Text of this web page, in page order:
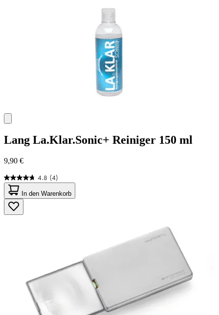
Lang La.Klar.Sonic+ Reiniger 150 ml
9,90 €
4.8 (4)
4.8
von
5
Sternen.
4
In den Warenkorb